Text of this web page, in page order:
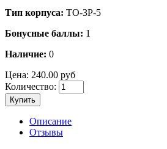
Тип корпуса: TO-3P-5
Бонусные баллы: 1
Наличие: 0
Цена: 240.00 руб
Количество:
Купить
Описание
Отзывы